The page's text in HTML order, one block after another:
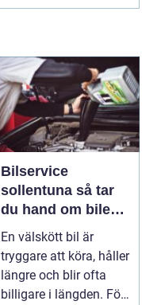
Bilservice
sollentuna så tar
du hand om bilen
på ett smart sätt
En välskött bil är
tryggare att köra, håller
längre och blir ofta
billigare i längden. För